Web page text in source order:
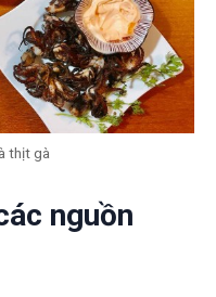
thịt gà
nguồn